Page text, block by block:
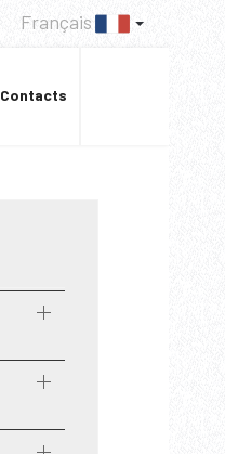
Français
Contacts